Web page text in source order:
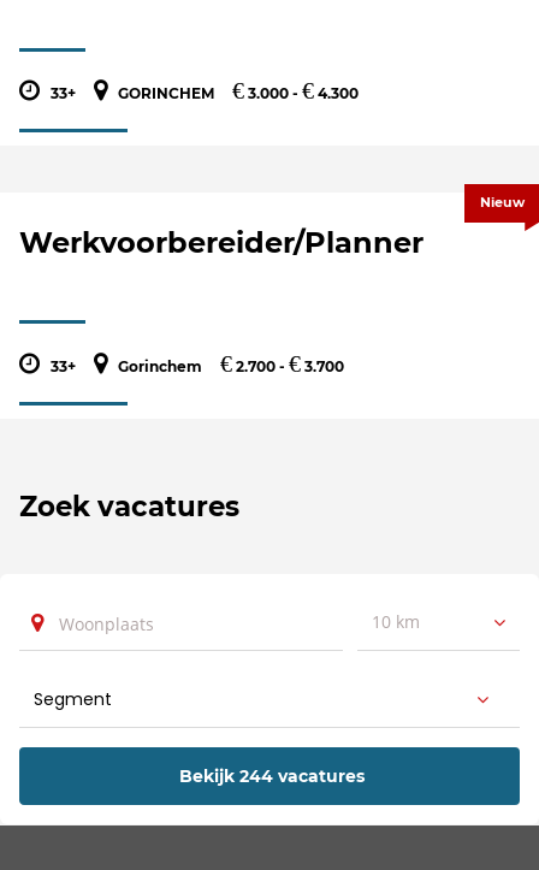
33+ GORINCHEM € 3.000 - € 4.300
Werkvoorbereider/Planner
33+ Gorinchem € 2.700 - € 3.700
Nieuw
Zoek vacatures
10 km
Bekijk 244 vacatures